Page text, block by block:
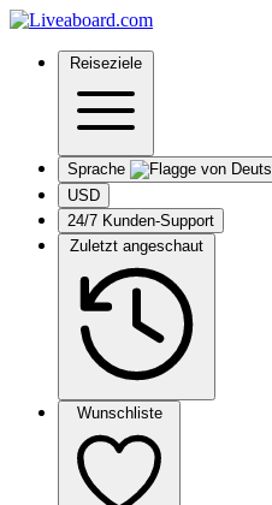
Reiseziele
Sprache
USD
24/7 Kunden-Support
Zuletzt angeschaut
Wunschliste